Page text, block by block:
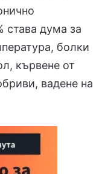
става дума за
болки
кървене от
вадене на